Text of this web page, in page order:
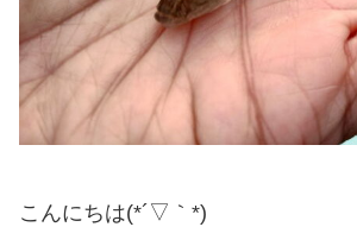
こんにちは(*´▽｀*)